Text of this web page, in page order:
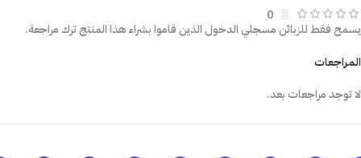
0
المراجعات
لا توجد مراجعات بعد.
يسمح فقط للزبائن مسجلي الدخول الذين قاموا بشراء هذا المنتج ترك مراجعة.